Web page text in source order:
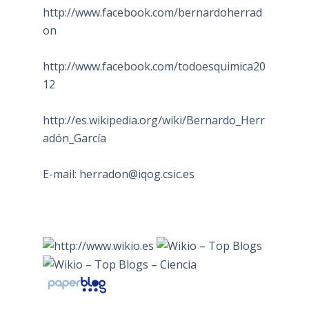
http://www.facebook.com/bernardoherrad
on
http://www.facebook.com/todoesquimica20
12
http://es.wikipedia.org/wiki/Bernardo_Herr
adón_García
E-mail: herradon@iqog.csic.es